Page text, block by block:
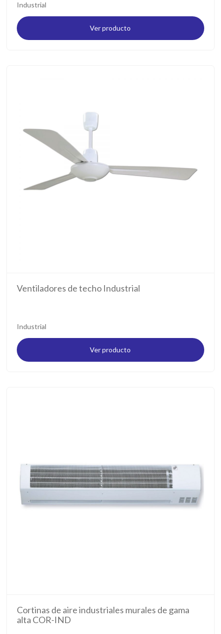
Industrial
Ver producto
Ventiladores de techo Industrial
Industrial
Ver producto
Cortinas de aire industriales murales de gama
alta COR-IND